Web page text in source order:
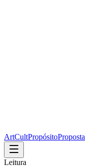
ArtCultPropósitoProposta
Leitura